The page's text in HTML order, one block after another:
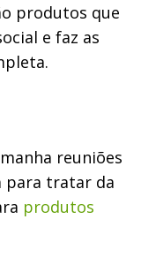
produtos que
e faz as
reuniões
para tratar da
produtos